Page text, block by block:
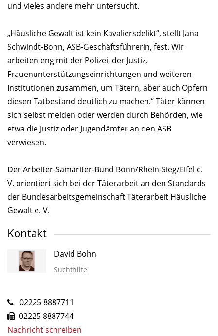
und vieles andere mehr untersucht.
„Häusliche Gewalt ist kein Kavaliersdelikt“, stellt Jana
Schwindt-Bohn, ASB-Geschäftsführerin, fest. Wir
arbeiten eng mit der Polizei, der Justiz,
Frauenunterstützungseinrichtungen und weiteren
Institutionen zusammen, um Tätern, aber auch Opfern
diesen Tatbestand deutlich zu machen.“ Täter können
sich selbst melden oder werden durch Behörden, wie
etwa die Justiz oder Jugendämter an den ASB
verwiesen.
Der Arbeiter-Samariter-Bund Bonn/Rhein-Sieg/Eifel e.
V. orientiert sich bei der Täterarbeit an den Standards
der Bundesarbeitsgemeinschaft Täterarbeit Häusliche
Gewalt e. V.
Kontakt
David Bohn
Suchthilfe
02225 8887711
02225 8887744
Nachricht schreiben